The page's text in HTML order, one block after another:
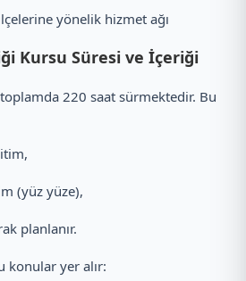
yönelik hizmet ağı
Kursu Süresi ve İçeriği
toplamda 220 saat sürmektedir. Bu
(yüz yüze),
planlanır.
konular yer alır: